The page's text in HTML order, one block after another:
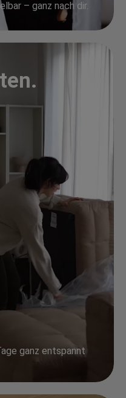
– ganz nach dir.
ganz entspannt